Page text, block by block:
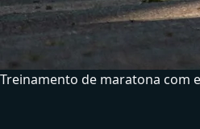
Treinamento de maratona com